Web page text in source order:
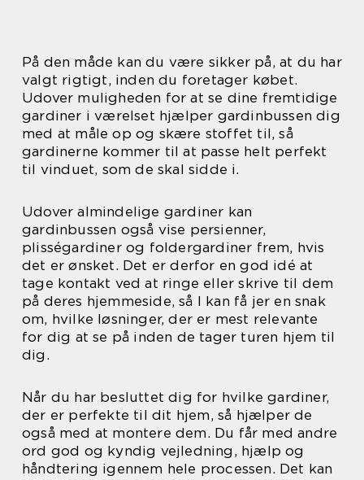
På den måde kan du være sikker på, at du har
valgt rigtigt, inden du foretager købet.
Udover muligheden for at se dine fremtidige
gardiner i værelset hjælper gardinbussen dig
med at måle op og skære stoffet til, så
gardinerne kommer til at passe helt perfekt
til vinduet, som de skal sidde i.
Udover almindelige gardiner kan
gardinbussen også vise persienner,
plisségardiner og foldergardiner frem, hvis
det er ønsket. Det er derfor en god idé at
tage kontakt ved at ringe eller skrive til dem
på deres hjemmeside, så I kan få jer en snak
om, hvilke løsninger, der er mest relevante
for dig at se på inden de tager turen hjem til
dig.
Når du har besluttet dig for hvilke gardiner,
der er perfekte til dit hjem, så hjælper de
også med at montere dem. Du får med andre
ord god og kyndig vejledning, hjælp og
håndtering igennem hele processen. Det kan